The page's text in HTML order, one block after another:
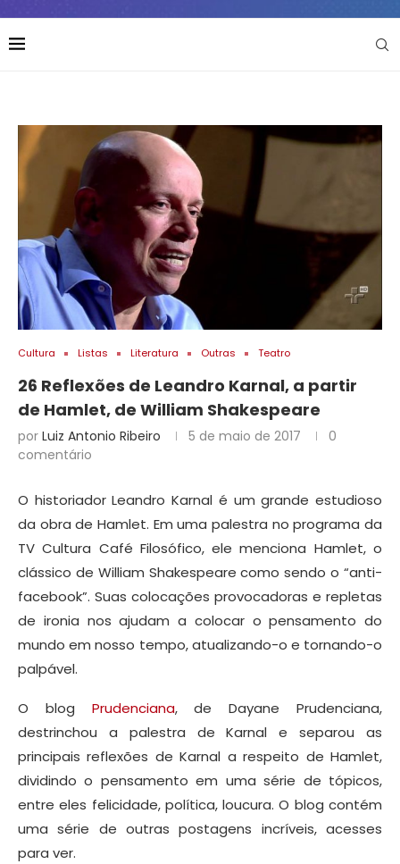
Cultura Listas Literatura Outras Teatro
26 Reflexões de Leandro Karnal, a partir
de Hamlet, de William Shakespeare
por Luiz Antonio Ribeiro 5 de maio de 2017
0
comentário
O historiador Leandro Karnal é um grande estudioso
da obra de Hamlet. Em uma palestra no programa da
TV Cultura Café Filosófico, ele menciona Hamlet, o
clássico de William Shakespeare como sendo o “anti-
facebook”. Suas colocações provocadoras e repletas
de ironia nos ajudam a colocar o pensamento do
mundo em nosso tempo, atualizando-o e tornando-o
palpável.
O blog Prudenciana, de Dayane Prudenciana,
destrinchou a palestra de Karnal e separou as
principais reflexões de Karnal a respeito de Hamlet,
dividindo o pensamento em uma série de tópicos,
entre eles felicidade, política, loucura. O blog contém
uma série de outras postagens incríveis, acesses
para ver.